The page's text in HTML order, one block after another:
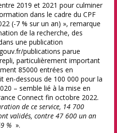
2019 et 2021 pour culminer
dans le cadre du CPF
(-7 % sur un an) », remarque
de la recherche, des
une publication
publications parue
particulièrement important
85000 entrées en
en-dessous de 100 000 pour la
– semble lié à la mise en
Connect fin octobre 2022.
de ce service, 14 700
validés, contre 47 600 un an
% ».